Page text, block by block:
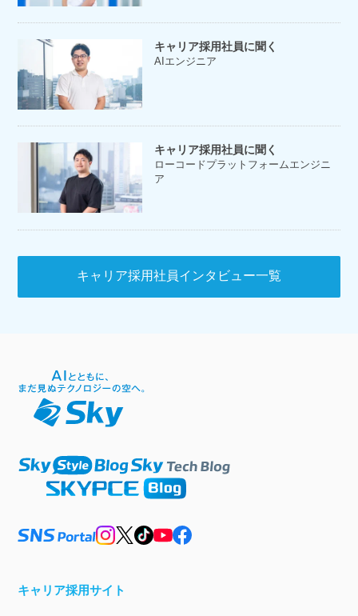
キャリア採用社員に聞く
AIエンジニア
キャリア採用社員に聞く
ローコードプラットフォームエンジニ
ア
キャリア採用社員インタビュー一覧
キャリア採用サイト